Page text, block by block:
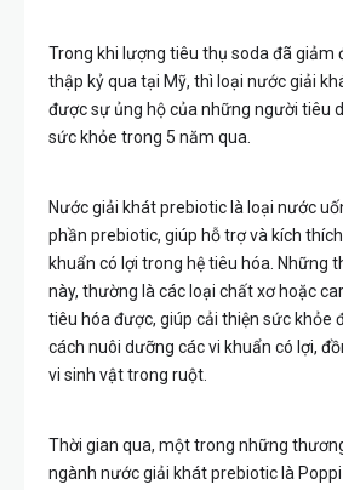
Trong khi lượng tiêu thụ soda đã giảm
thập kỷ qua tại Mỹ, thì loại nước giải
được sự ủng hộ của những người tiêu
sức khỏe trong 5 năm qua.
Nướcgiải khát prebiotic là loại nước
phần prebiotic, giúp hỗ trợ và kích
khuẩn có lợi trong hệ tiêu hóa. Những
này, thường là các loại chất xơ hoặc
tiêu hóa được, giúp cải thiện sức khỏe
cách nuôi dưỡng các vi khuẩn có lợi,
vi sinh vật trong ruột.
Thời gian qua, một trong những
ngành nước giải khát prebiotic là